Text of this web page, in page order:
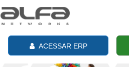
ACESSAR ERP